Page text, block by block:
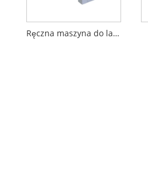
Ręczna maszyna do laminowania